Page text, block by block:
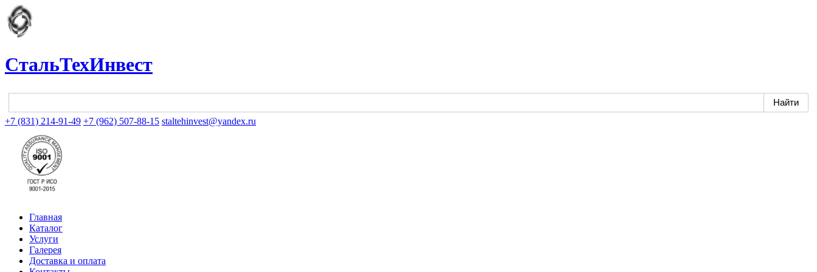
СтальТехИнвест
+7 (831) 214-91-49 +7 (962) 507-88-15 staltehinvest@yandex.ru
Главная
Каталог
Услуги
Галерея
Доставка и оплата